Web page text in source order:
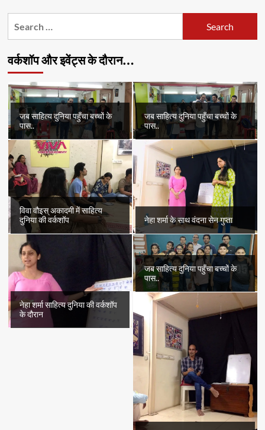
उदासी
वर्कशॉप और इवेंट्स के दौरान…
जब साहित्य दुनिया पहुँचा बच्चों के
पास..
जब साहित्य दुनिया पहुँचा बच्चों के
पास..
विवा वौइस् अकादमी में साहित्य
दुनिया की वर्कशॉप
नेहा शर्मा के साथ वंदना सेन गुप्ता
नेहा शर्मा साहित्य दुनिया की वर्कशॉप
के दौरान
जब साहित्य दुनिया पहुँचा बच्चों के
पास..